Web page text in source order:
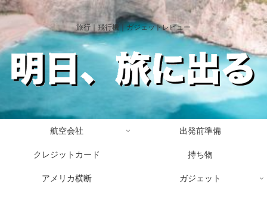
旅行｜飛行機｜ガジェットレビュー
航空会社 出発前準備
クレジットカード 持ち物
アメリカ横断 ガジェット